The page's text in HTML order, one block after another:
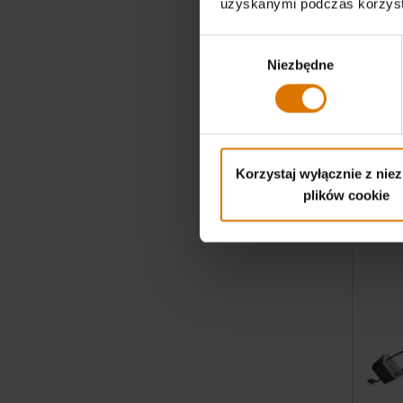
uzyskanymi podczas
Niezbędne
Korzystaj wyłącznie z
plików cookie
Rożen
Produkt
Color